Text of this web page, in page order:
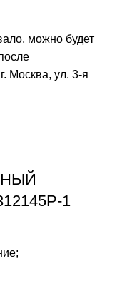
можно будет
Москва, ул. 3-я
1